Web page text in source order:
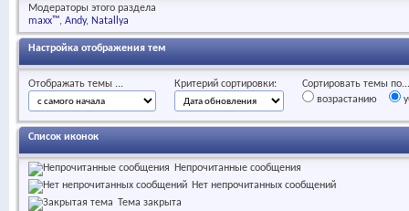
Модераторы этого раздела
maxx™ Andy Natallya
Настройка отображения тем
Отображать темы ... Критерий сортировки:
Сортировать темы по...
возрастанию
Список иконок
Непрочитанные сообщения
Нет непрочитанных сообщений
Тема закрыта